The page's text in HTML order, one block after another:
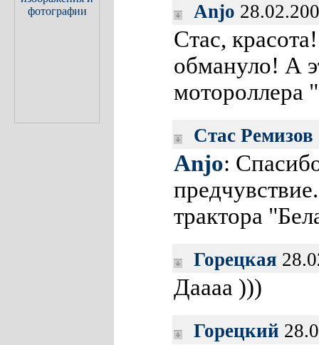
Anjo
Стас,
обмануло! А
мотороллера
Стас Ремизов
Anjo:
трактора
Горецкая
Даааа )))
Горецкий